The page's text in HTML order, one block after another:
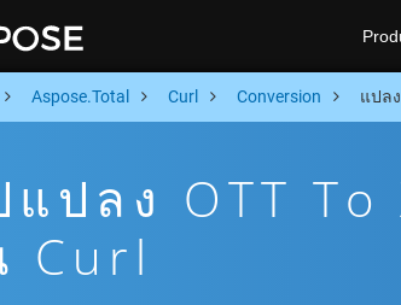
Aspose.Total Curl Conversion แปล
ปลง OTT
Curl